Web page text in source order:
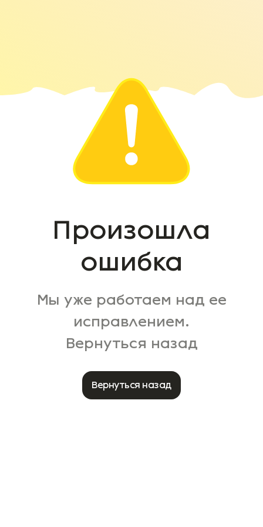
Произошла
ошибка
Мы уже работаем над ее
исправлением.
Вернуться назад
Вернуться назад